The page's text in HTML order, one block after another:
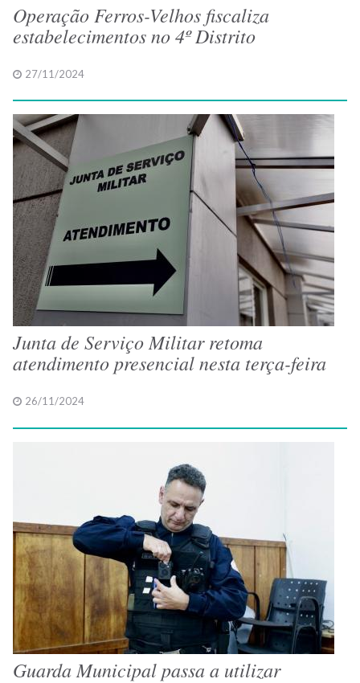
Operação Ferros-Velhos fiscaliza
estabelecimentos no 4º Distrito
27/11/2024
Junta de Serviço Militar retoma
atendimento presencial nesta terça-feira
26/11/2024
Guarda Municipal passa a utilizar